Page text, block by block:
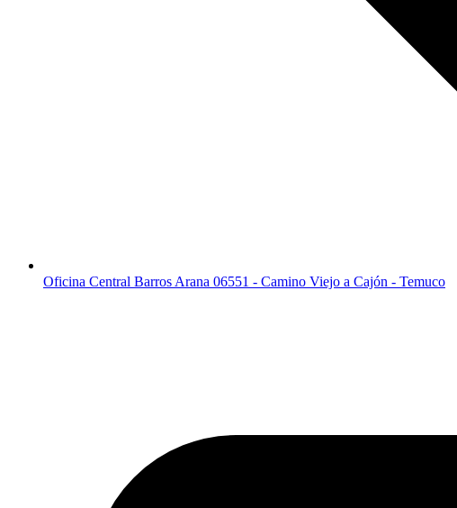
Oficina Central Barros Arana 06551 - Camino Viejo a Cajón - Temuco